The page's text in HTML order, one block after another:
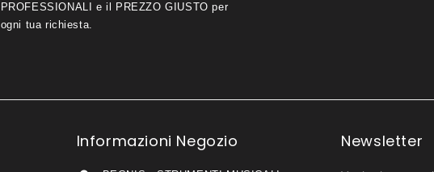
PROFESSIONALI e il PREZZO GIUSTO per
ogni tua richiesta.
Informazioni Negozio Newsletter